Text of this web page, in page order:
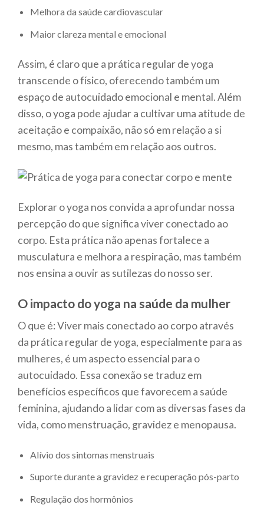
Melhora da saúde cardiovascular
Maior clareza mental e emocional
Assim, é claro que a prática regular de yoga
transcende o físico, oferecendo também um
espaço de autocuidado emocional e mental. Além
disso, o yoga pode ajudar a cultivar uma atitude de
aceitação e compaixão, não só em relação a si
mesmo, mas também em relação aos outros.
Explorar o yoga nos convida a aprofundar nossa
percepção do que significa viver conectado ao
corpo. Esta prática não apenas fortalece a
musculatura e melhora a respiração, mas também
nos ensina a ouvir as sutilezas do nosso ser.
O impacto do yoga na saúde da mulher
O que é: Viver mais conectado ao corpo através
da prática regular de yoga, especialmente para as
mulheres, é um aspecto essencial para o
autocuidado. Essa conexão se traduz em
benefícios específicos que favorecem a saúde
feminina, ajudando a lidar com as diversas fases da
vida, como menstruação, gravidez e menopausa.
Alívio dos sintomas menstruais
Suporte durante a gravidez e recuperação pós-parto
Regulação dos hormônios